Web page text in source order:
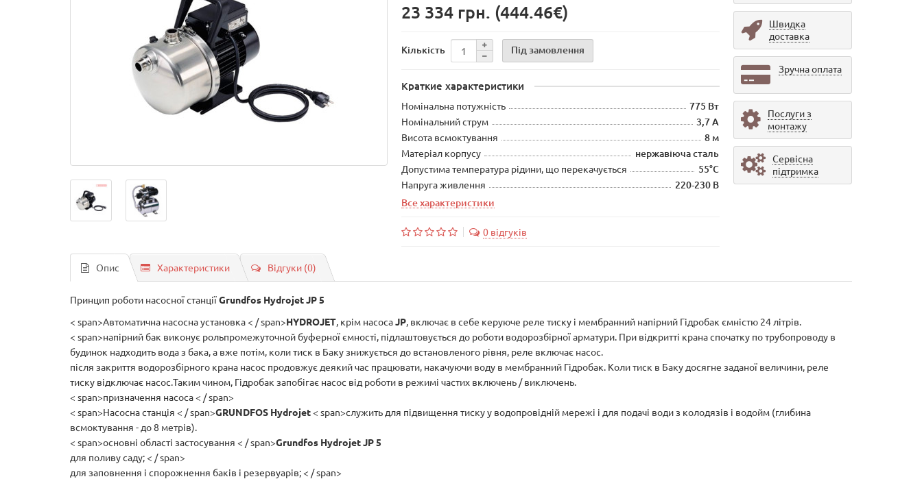
23 334 грн. (444.46€)
Кількість Під замовлення
Краткие характеристики
Номінальна потужність 775 Вт
Номінальний струм 3,7 А
Висота всмоктування 8 м
Матеріал корпусу нержавіюча сталь
Допустима температура рідини, що перекачується 55°С
Напруга живлення
220-230 В
Все характеристики
0 відгуків
Швидка
доставка
Зручна оплата
Послуги з
монтажу
Сервісна
підтримка
Опис Характеристики Відгуки (0)
Принцип роботи насосної станціїGrundfos Hydrojet JP 5
< span>Автоматична насосна установка < / span>HYDROJET, крім насосаJP, включає в себе керуюче реле тиску і мембранний напірний Гідробак ємністю 24 літрів.
< span>напірний бак виконує рольпромежуточной буферної ємності, підлаштовується до роботи водорозбірної арматури. При відкритті крана спочатку по трубопроводу в
будинок надходить вода з бака, а вже потім, коли тиск в Баку знижується до встановленого рівня, реле включає насос.
після закриття водорозбірного крана насос продовжує деякий час працювати, накачуючи воду в мембранний Гідробак. Коли тиск в Баку досягне заданої величини, реле
тиску відключає насос.Таким чином, Гідробак запобігає насос від роботи в режимі частих включень / виключень.
< span>призначення насоса < / span>
< span>Насосна станція < / span>GRUNDFOS Hydrojet< span>служить для підвищення тиску у водопровідній мережі і для подачі води з колодязів і водойм (глибина
всмоктування - до 8 метрів).
< span>основні області застосування < / span>Grundfos Hydrojet JP 5
для поливу саду; < / span>
для заповнення і спорожнення баків і резервуарів; < / span>